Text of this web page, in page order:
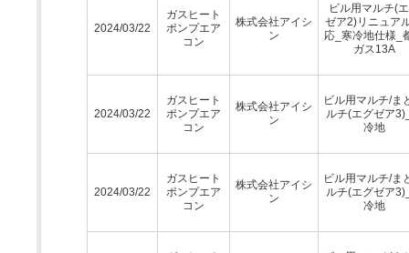
2024/03/22
ガスヒート
ポンプエア
コン
株式会社アイシ
ン
ビル用マルチ(
ゼア2)リニュア
応_寒冷地仕様_
ガス13A
2024/03/22
ガスヒート
ポンプエア
コン
株式会社アイシ
ン
ビル用マルチ/ま
ルチ(エグゼア
冷地
2024/03/22
ガスヒート
ポンプエア
コン
株式会社アイシ
ン
ビル用マルチ/ま
ルチ(エグゼア
冷地